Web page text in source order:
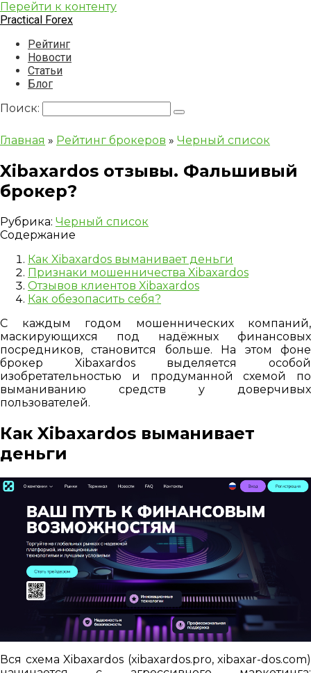
Перейти к контенту
Practical Forex
Рейтинг
Новости
Статьи
Блог
Поиск:
Главная » Рейтинг брокеров » Черный список
Xibaxardos отзывы. Фальшивый
брокер?
Рубрика: Черный список
Содержание
Как Xibaxardos выманивает деньги
Признаки мошенничества Xibaxardos
Отзывов клиентов Xibaxardos
Как обезопасить себя?
С каждым годом мошеннических компаний,
маскирующихся под надёжных финансовых
посредников, становится больше. На этом фоне
брокер Xibaxardos выделяется особой
изобретательностью и продуманной схемой по
выманиванию средств у доверчивых
пользователей.
Как Xibaxardos выманивает
деньги
Вся схема Xibaxardos (xibaxardos.pro, xibaxar-dos.com)